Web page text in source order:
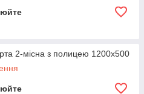
2-місна з полицею 1200х500